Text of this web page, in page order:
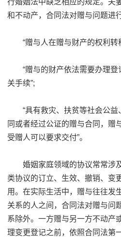
行婚姻法中缺乏相应的规定。夫
和不动产，合同法对赠与问题进
“赠与人在赠与财产的权利转
“赠与的财产依法需要办理
关手续”;
“具有救灾、扶贫等社会公
同或者经过公证的赠与合同，赠
受赠人可以要求交付”。
婚姻家庭领域的协议常常涉
类协议的订立、生效、撤销、变
用。在实际生活中，赠与往往发
关系的人之间，合同法对赠与问
系除外。一方赠与另一方不动产
理变更登记之前，依照合同法第